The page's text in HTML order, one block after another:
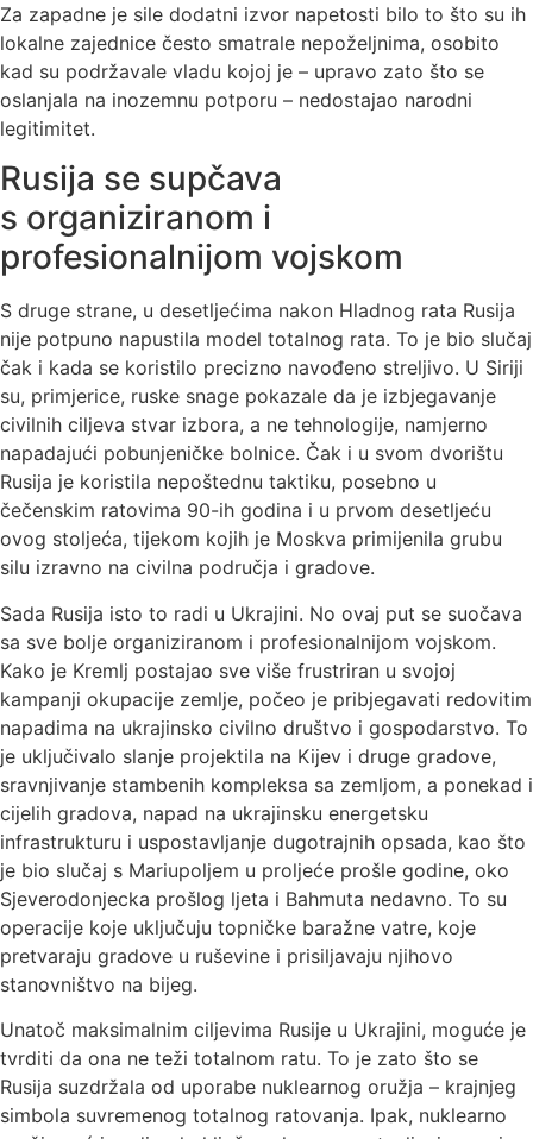
Za zapadne je sile dodatni izvor napetosti bilo to što su ih
lokalne zajednice često smatrale nepoželjnima, osobito
kad su podržavale vladu kojoj je – upravo zato što se
oslanjala na inozemnu potporu – nedostajao narodni
legitimitet.
Rusija se supčava
s organiziranom i
profesionalnijom vojskom
S druge strane, u desetljećima nakon Hladnog rata Rusija
nije potpuno napustila model totalnog rata. To je bio slučaj
čak i kada se koristilo precizno navođeno streljivo. U Siriji
su, primjerice, ruske snage pokazale da je izbjegavanje
civilnih ciljeva stvar izbora, a ne tehnologije, namjerno
napadajući pobunjeničke bolnice. Čak i u svom dvorištu
Rusija je koristila nepoštednu taktiku, posebno u
čečenskim ratovima 90-ih godina i u prvom desetljeću
ovog stoljeća, tijekom kojih je Moskva primijenila grubu
silu izravno na civilna područja i gradove.
Sada Rusija isto to radi u Ukrajini. No ovaj put se suočava
sa sve bolje organiziranom i profesionalnijom vojskom.
Kako je Kremlj postajao sve više frustriran u svojoj
kampanji okupacije zemlje, počeo je pribjegavati redovitim
napadima na ukrajinsko civilno društvo i gospodarstvo. To
je uključivalo slanje projektila na Kijev i druge gradove,
sravnjivanje stambenih kompleksa sa zemljom, a ponekad i
cijelih gradova, napad na ukrajinsku energetsku
infrastrukturu i uspostavljanje dugotrajnih opsada, kao što
je bio slučaj s Mariupoljem u proljeće prošle godine, oko
Sjeverodonjecka prošlog ljeta i Bahmuta nedavno. To su
operacije koje uključuju topničke baražne vatre, koje
pretvaraju gradove u ruševine i prisiljavaju njihovo
stanovništvo na bijeg.
Unatoč maksimalnim ciljevima Rusije u Ukrajini, moguće je
tvrditi da ona ne teži totalnom ratu. To je zato što se
Rusija suzdržala od uporabe nuklearnog oružja – krajnjeg
simbola suvremenog totalnog ratovanja. Ipak, nuklearno